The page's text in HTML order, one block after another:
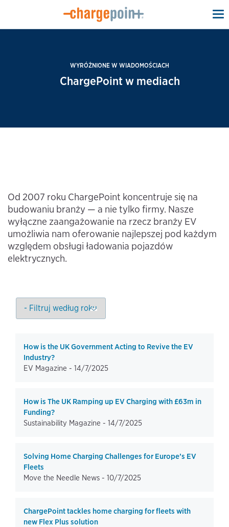
WYRÓŻNIONE W WIADOMOŚCIACH
ChargePoint w mediach
Od 2007 roku ChargePoint koncentruje się na
budowaniu branży — a nie tylko firmy. Nasze
wyłączne zaangażowanie na rzecz branży EV
umożliwia nam oferowanie najlepszej pod każdym
względem obsługi ładowania pojazdów
elektrycznych.
How is the UK Government Acting to Revive the EV
Industry?
EV Magazine - 14/7/2025
How is The UK Ramping up EV Charging with £63m in
Funding?
Sustainability Magazine - 14/7/2025
Solving Home Charging Challenges for Europe’s EV
Fleets
Move the Needle News - 10/7/2025
ChargePoint tackles home charging for fleets with
new Flex Plus solution